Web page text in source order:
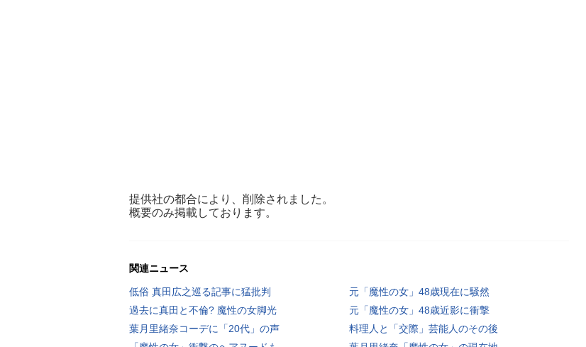
提供社の都合により、削除されました。
概要のみ掲載しております。
関連ニュース
低俗 真田広之巡る記事に猛批判
元「魔性の女」48歳現在に騒然
過去に真田と不倫? 魔性の女脚光
元「魔性の女」48歳近影に衝撃
葉月里緒奈コーデに「20代」の声
料理人と「交際」芸能人のその後